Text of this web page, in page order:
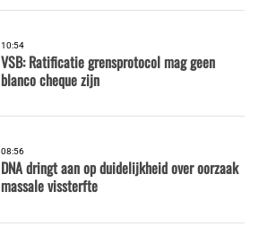
10:54
VSB: Ratificatie grensprotocol mag geen
blanco cheque zijn
08:56
DNA dringt aan op duidelijkheid over oorzaak
massale vissterfte